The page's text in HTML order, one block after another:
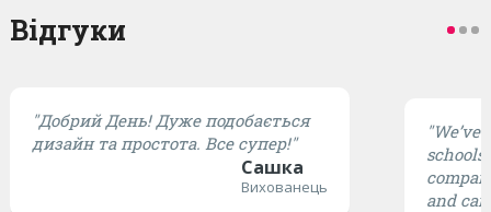
Відгуки
"Добрий День! Дуже подобається
дизайн та простота. Все супер!"
Сашка
Вихованець
and